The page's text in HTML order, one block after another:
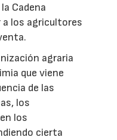
Cadena
los agricultores
agraria
que viene
de las
los
los
cierta